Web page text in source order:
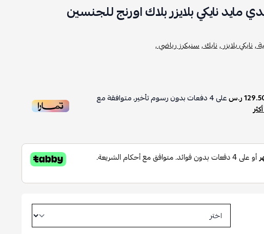
مايد نايكي بلايزر بلاك اورنج للجنسين
,نايكي بلايزر ,نايك ,سنيكرز رياضي ,
ر.س على4دفعات بدون رسوم تأخير، متوافقة مع